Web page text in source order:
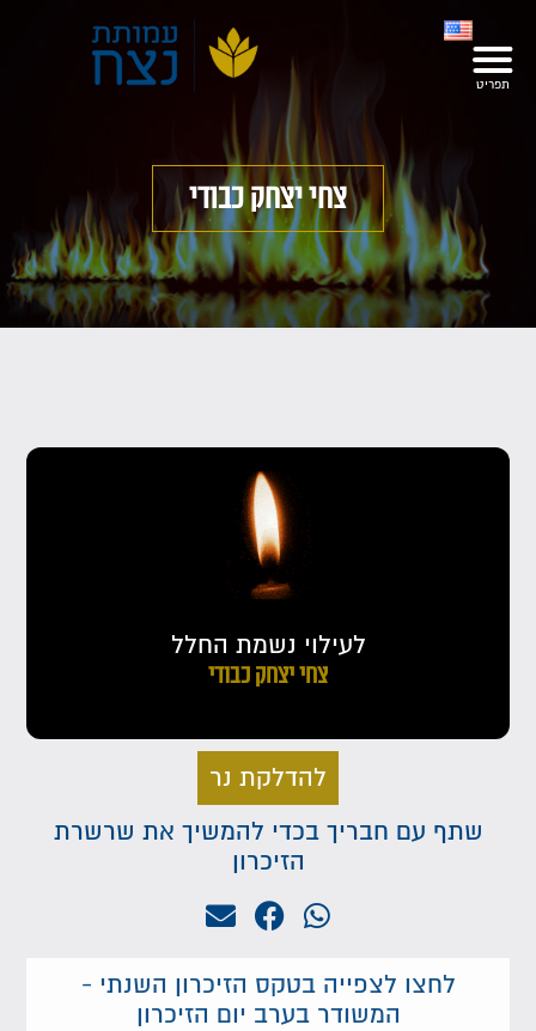
צחי יצחק כבודי
לעילוי נשמת החלל
צחי יצחק כבודי
להדלקת נר
שתף עם חבריך בכדי להמשיך את שרשרת
הזיכרון
לחצו לצפייה בטקס הזיכרון השנתי -
המשודר בערב יום הזיכרון